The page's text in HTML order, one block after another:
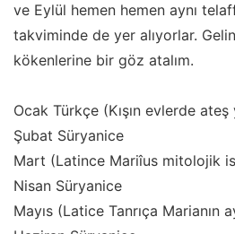
ve Eylül hemen hemen aynı
takviminde de yer alıyorlar.
kökenlerine bir göz atalım.
Ocak Türkçe (Kışın evlerde ateş
Şubat Süryanice
Mart (Latince Mariîus mitolojik
Nisan Süryanice
Mayıs (Latice Tanrıça Marianın